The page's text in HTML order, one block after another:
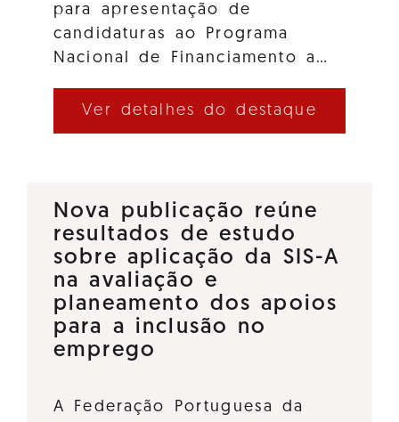
para apresentação de
candidaturas ao Programa
Nacional de Financiamento a…
Ver detalhes do destaque
Nova publicação reúne
resultados de estudo
sobre aplicação da SIS-A
na avaliação e
planeamento dos apoios
para a inclusão no
emprego
A Federação Portuguesa da